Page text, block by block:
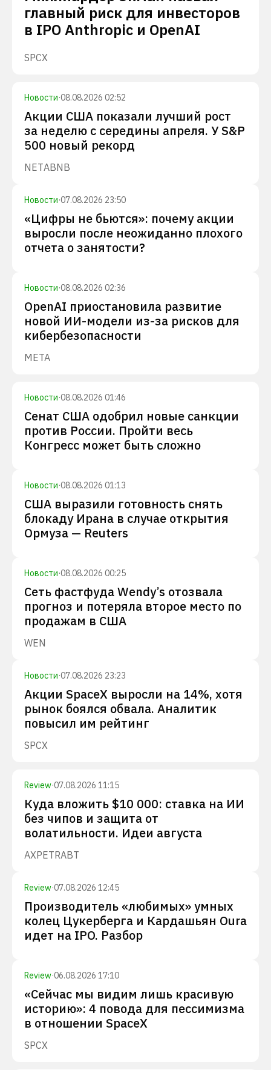
главный риск для инвесторов
в IPO Anthropic и OpenAI
SPCX
Новости·08.08.2026 02:52
Акции США показали лучший рост
за неделю с середины апреля. У S&P
500 новый рекорд
NETABNB
Новости·07.08.2026 23:50
«Цифры не бьются»: почему акции
выросли после неожиданно плохого
отчета о занятости?
Новости·08.08.2026 02:36
OpenAI приостановила развитие
новой ИИ-модели из-за рисков для
кибербезопасности
META
Новости·08.08.2026 01:46
Сенат США одобрил новые санкции
против России. Пройти весь
Конгресс может быть сложно
Новости·08.08.2026 01:13
США выразили готовность снять
блокаду Ирана в случае открытия
Ормуза — Reuters
Новости·08.08.2026 00:25
Сеть фастфуда Wendy’s отозвала
прогноз и потеряла второе место по
продажам в США
WEN
Новости·07.08.2026 23:23
Акции SpaceX выросли на 14%, хотя
рынок боялся обвала. Аналитик
повысил им рейтинг
SPCX
Review·07.08.2026 11:15
Куда вложить $10 000: ставка на ИИ
без чипов и защита от
волатильности. Идеи августа
AXPETRABT
Review·07.08.2026 12:45
Производитель «любимых» умных
колец Цукерберга и Кардашьян Oura
идет на IPO. Разбор
Review·06.08.2026 17:10
«Сейчас мы видим лишь красивую
историю»: 4 повода для пессимизма
в отношении SpaceX
SPCX